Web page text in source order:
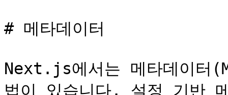
# 메타데이터
Next.js에서는 메타데이터
법이 있습니다. 설정 기반